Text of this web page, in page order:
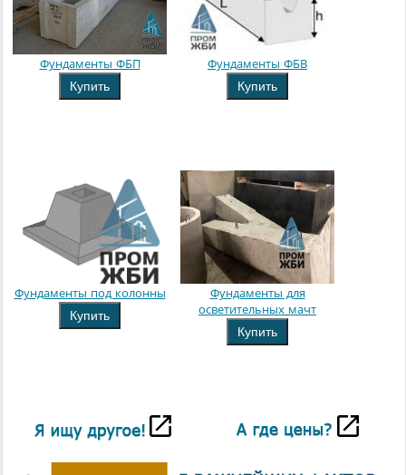
Фундаменты ФБП
Купить
Фундаменты ФБВ
Купить
Фундаменты под колонны
Купить
Фундаменты для
осветительных мачт
Купить